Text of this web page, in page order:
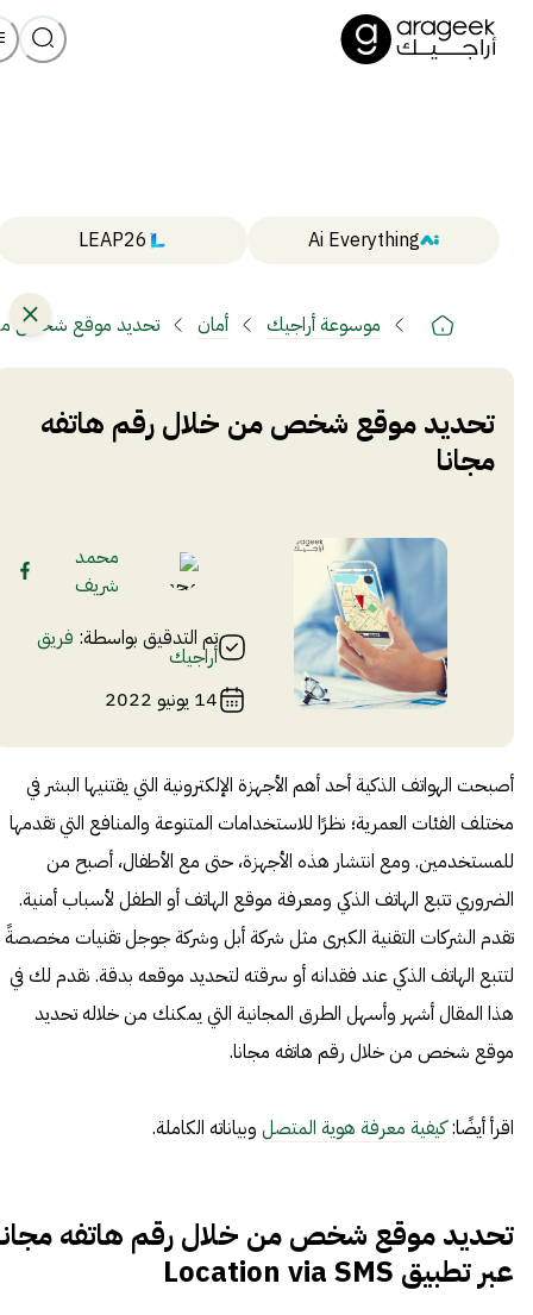
Ai Everything
LEAP26
موسوعة أراجيك أمان تحديد موقع شخص من
تحديد موقع شخص من خلال رقم هاتفه
مجانا
محمد
شريف
تم التدقيق بواسطة: فريق
أراجيك
14 يونيو 2022
أصبحت الهواتف الذكية أحد أهم الأجهزة الإلكترونية التي يقتنيها البشر في
مختلف الفئات العمرية؛ نظرًا للاستخدامات المتنوعة والمنافع التي تقدمها
للمستخدمين. ومع انتشار هذه الأجهزة، حتى مع الأطفال، أصبح من
الضروري تتبع الهاتف الذكي ومعرفة موقع الهاتف أو الطفل لأسباب أمنية.
تقدم الشركات التقنية الكبرى مثل شركة أبل وشركة جوجل تقنيات مخصصةً
لتتبع الهاتف الذكي عند فقدانه أو سرقته لتحديد موقعه بدقة. نقدم لك في
هذا المقال أشهر وأسهل الطرق المجانية التي يمكنك من خلاله تحديد
موقع شخص من خلال رقم هاتفه مجانا.
اقرأ أيضًا:كيفية معرفة هوية المتصل وبياناته الكاملة.
تحديد موقع شخص من خلال رقم هاتفه
عبر تطبيق Location via SMS